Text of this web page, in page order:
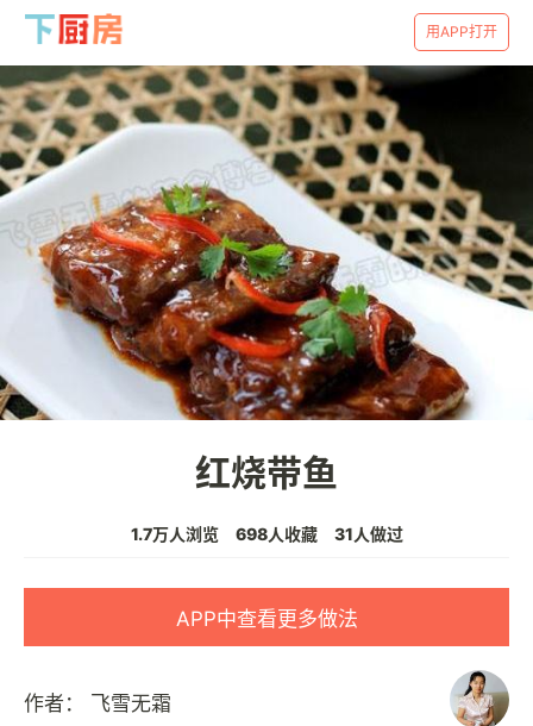
用APP打开
红烧带鱼
1.7万人浏览 698人收藏 31人做过
APP中查看更多做法
作者： 飞雪无霜